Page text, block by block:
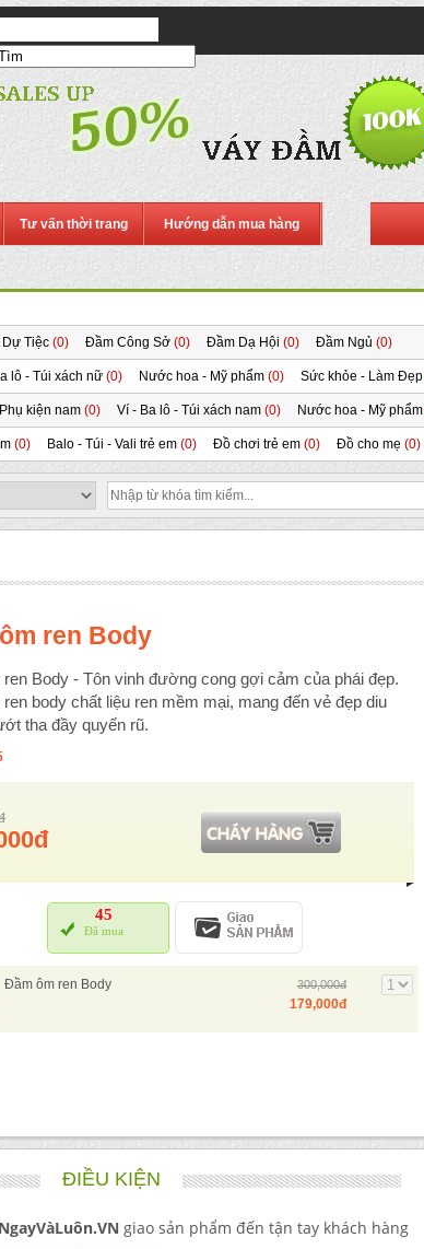
Tư vấn thời trang Hướng dẫn mua hàng
Tiệc (0) Đầm Công Sở (0) Đầm Dạ Hội (0) Đầm Ngủ (0)
lô - Túi xách nữ (0) Nước hoa - Mỹ phẩm (0) Sức khỏe - Làm Đẹp
kiện nam (0) Ví - Ba lô - Túi xách nam (0) Nước hoa - Mỹ phẩm
(0) Balo - Túi - Vali trẻ em (0) Đồ chơi trẻ em (0) Đồ cho mẹ (0)
ren Body
Body - Tôn vinh đường cong gợi cảm của phái đẹp.
body chất liệu ren mềm mại, mang đến vẻ đẹp diu
tha đầy quyến rũ.
45
Đã mua
Đầm ôm ren Body 300,000đ
179,000đ
ĐIỀU KIỆN
NgayVàLuôn.VN giao sản phẩm đến tận tay khách hàng